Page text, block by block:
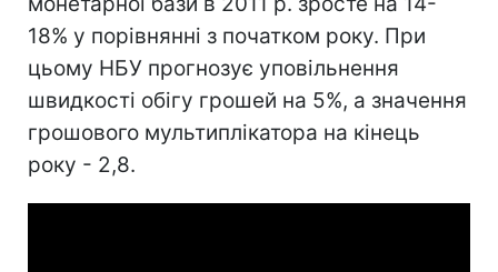
18% у порівнянні з початком року. При
цьому НБУ прогнозує уповільнення
швидкості обігу грошей на 5%, а значення
грошового мультиплікатора на кінець
року - 2,8.